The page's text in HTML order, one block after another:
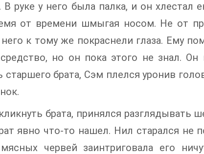
руке у него была палка, и он хлестал
от времени шмыгая носом. Не от
к тому же покраснели глаза. Ему
но он пока этого не знал.
брата, Сэм плелся уронив
брата, принялся разглядывать
явно что-то нашел. Нил старался не
червей заинтриговала его